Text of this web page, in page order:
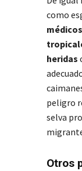
como
médicos
heridas
peligro
selva
Otros